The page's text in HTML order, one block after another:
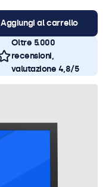
Aggiungi al carrello
Oltre 5.000
recensioni,
valutazione 4,8/5